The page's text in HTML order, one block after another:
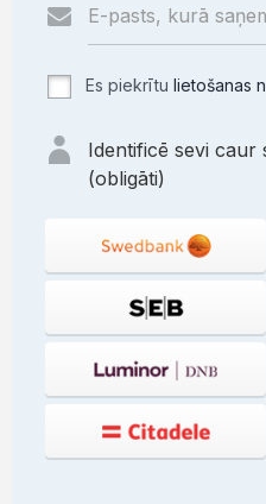
Es piekrītu lietošanas
Identificē sevi caur
(obligāti)